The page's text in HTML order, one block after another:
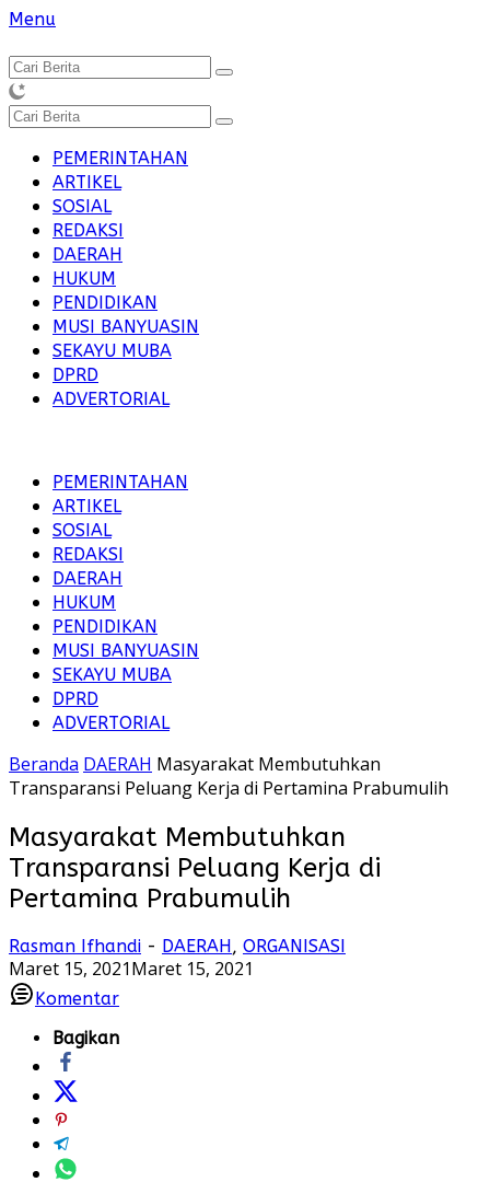
Langsung
konten
Menu
PEMERINTAHAN
ARTIKEL
SOSIAL
REDAKSI
DAERAH
HUKUM
PENDIDIKAN
MUSI BANYUASIN
SEKAYU MUBA
DPRD
ADVERTORIAL
PEMERINTAHAN
ARTIKEL
SOSIAL
REDAKSI
DAERAH
HUKUM
PENDIDIKAN
MUSI BANYUASIN
SEKAYU MUBA
DPRD
ADVERTORIAL
Beranda DAERAH Masyarakat Membutuhkan
Transparansi Peluang Kerja di Pertamina Prabumulih
Masyarakat Membutuhkan
Transparansi Peluang Kerja di
Pertamina Prabumulih
Rasman Ifhandi - DAERAH, ORGANISASI
Maret 15, 2021Maret 15, 2021
Komentar
Bagikan